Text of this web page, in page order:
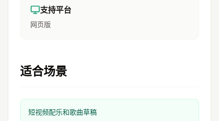
支持平台
网页版
适合场景
短视频配乐和歌曲草稿